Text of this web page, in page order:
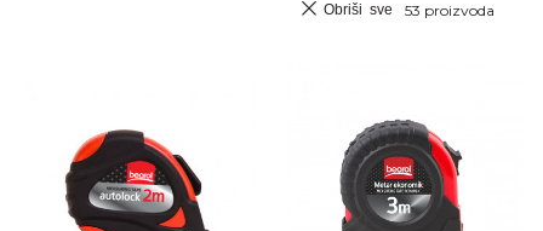
53 proizvoda
Obriši sve